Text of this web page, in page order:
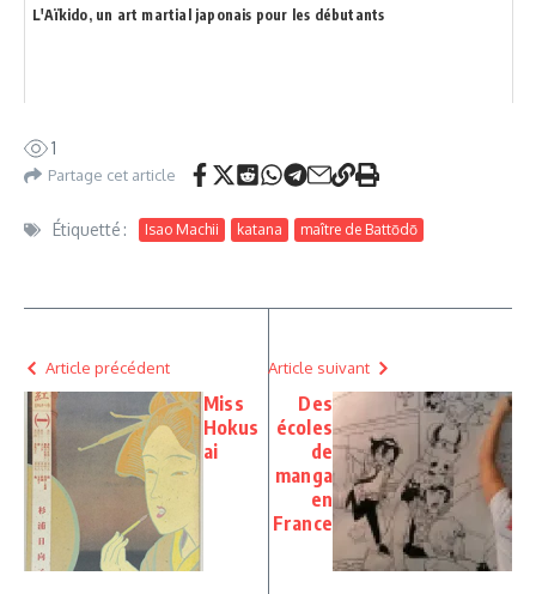
L'Aïkido, un art martial japonais pour les débutants
1
Partage cet article
Étiquetté : Isao Machii katana maître de Battōdō
Article précédent
Miss
Hokus
ai
Article suivant
Des
écoles
de
manga
en
France